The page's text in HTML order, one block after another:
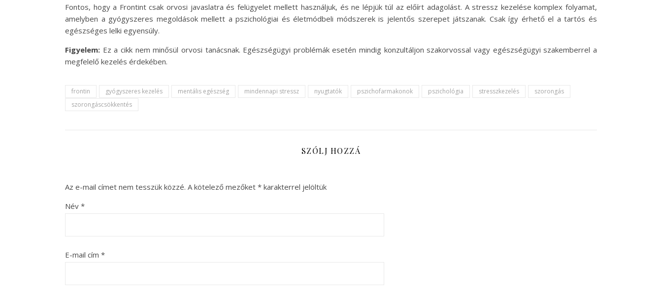
Fontos, hogy a Frontint csak orvosi javaslatra és felügyelet mellett használjuk, és ne lépjük túl az előírt adagolást. A stressz kezelése komplex folyamat,
amelyben a gyógyszeres megoldások mellett a pszichológiai és életmódbeli módszerek is jelentős szerepet játszanak. Csak így érhető el a tartós és
egészséges lelki egyensúly.
Figyelem: Ez a cikk nem minősül orvosi tanácsnak. Egészségügyi problémák esetén mindig konzultáljon szakorvossal vagy egészségügyi szakemberrel a
megfelelő kezelés érdekében.
frontin gyógyszeres kezelés mentális egészség mindennapi stressz nyugtatók pszichofarmakonok pszichológia stresszkezelés
szorongás
szorongáscsökkentés
SZÓLJ HOZZÁ
Az e-mail címet nem tesszük közzé. A kötelező mezőket * karakterrel jelöltük
Név *
E-mail cím *